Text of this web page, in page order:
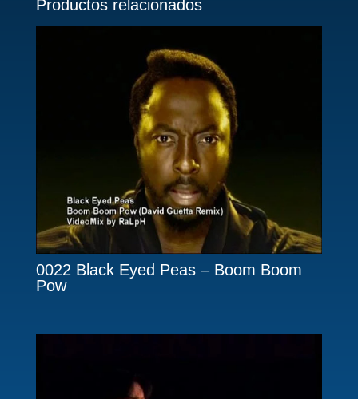
Productos relacionados
0022 Black Eyed Peas – Boom Boom
Pow